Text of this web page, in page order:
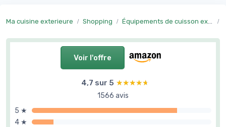
Ma cuisine exterieure Shopping Équipements de cuisson extérieure
Voir l'offre
4,7 sur 5 ★★★★★
★★★★★
1566 avis
5 ★
4 ★